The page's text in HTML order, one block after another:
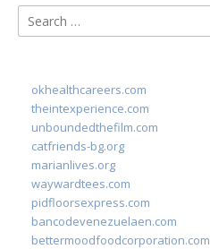
Search
for:
okhealthcareers.com
theintexperience.com
unboundedthefilm.com
catfriends-bg.org
marianlives.org
waywardtees.com
pidfloorsexpress.com
bancodevenezuelaen.com
bettermoodfoodcorporation.com